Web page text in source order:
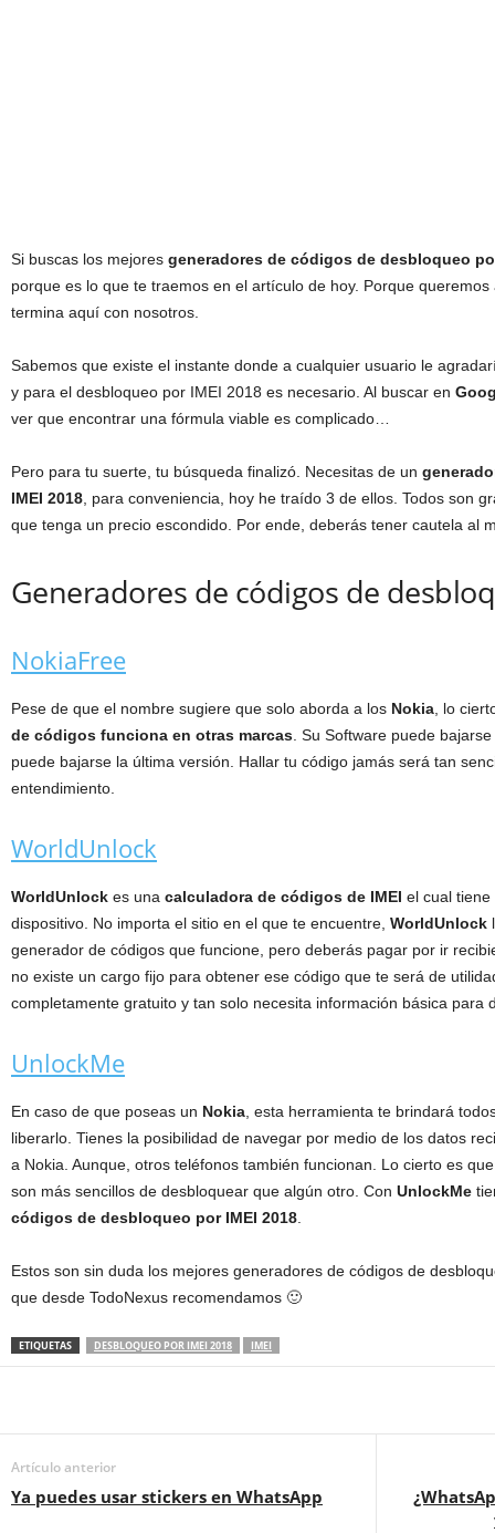
Si buscas los mejores generadores de códigos de desbloqueo
porque es lo que te traemos en el artículo de hoy. Porque
termina aquí con nosotros.
Sabemos que existe el instante donde a cualquier usuario le
y para el desbloqueo por IMEI 2018 es necesario. Al buscar en
ver que encontrar una fórmula viable es complicado…
Pero para tu suerte, tu búsqueda finalizó. Necesitas de un
IMEI 2018 , para conveniencia, hoy he traído 3 de ellos. Todos son
que tenga un precio escondido. Por ende, deberás tener cautela al
Generadores de códigos de
NokiaFree
Pese de que el nombre sugiere que solo aborda a los Nokia , lo
de códigos funciona en otras marcas . Su Software puede
puede bajarse la última versión. Hallar tu código jamás será tan
entendimiento.
WorldUnlock
WorldUnlock es una calculadora de códigos de IMEI el cual
dispositivo. No importa el sitio en el que te encuentre, WorldUnlock
generador de códigos que funcione, pero deberás pagar por ir
no existe un cargo fijo para obtener ese código que te será de
completamente gratuito y tan solo necesita información básica para
UnlockMe
En caso de que poseas un Nokia , esta herramienta te brindará
liberarlo. Tienes la posibilidad de navegar por medio de los datos
a Nokia. Aunque, otros teléfonos también funcionan. Lo cierto es
son más sencillos de desbloquear que algún otro. Con UnlockMe
códigos de desbloqueo por IMEI 2018
Estos son sin duda los mejores generadores de códigos de
que desde TodoNexus recomendamos 🙂
ETIQUETAS DESBLOQUEO POR IMEI 2018 IMEI
Artículo anterior
Ya puedes usar stickers en WhatsApp